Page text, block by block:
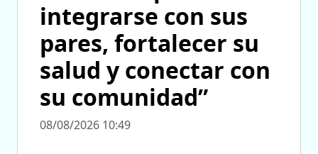
integrarse con sus
pares, fortalecer su
salud y conectar con
su comunidad”
08/08/2026 10:49